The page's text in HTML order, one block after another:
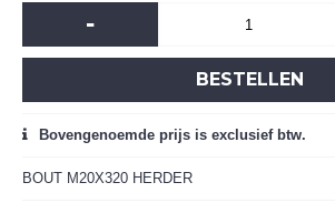
-
BESTELLEN
Bovengenoemde prijs is exclusief btw.
BOUT M20X320 HERDER